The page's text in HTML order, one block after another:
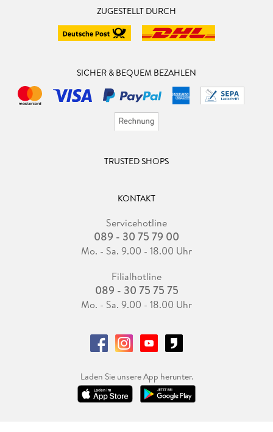
ZUGESTELLT DURCH
SICHER & BEQUEM BEZAHLEN
TRUSTED SHOPS
KONTAKT
Servicehotline
089 - 30 75 79 00
Mo. - Sa. 9.00 - 18.00 Uhr
Filialhotline
089 - 30 75 75 75
Mo. - Sa. 9.00 - 18.00 Uhr
Laden Sie unsere App herunter.